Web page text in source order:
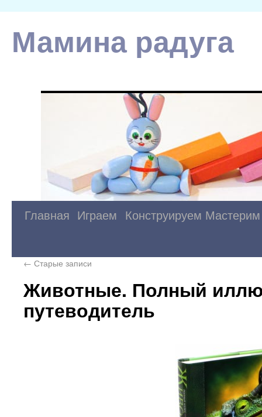
Мамина радуга
Главная Играем Конструируем Мастерим
← Старые записи
Животные. Полный
путеводитель